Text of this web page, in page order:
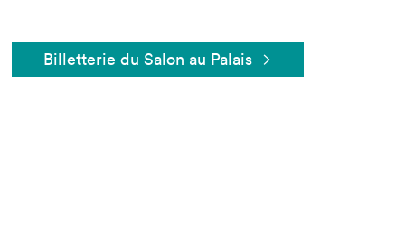
Billetterie du Salon au Palais